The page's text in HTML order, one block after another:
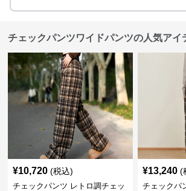
チェックパンツワイドパンツの人気アイ
¥10,720 (税込)
チェックパンツ レトロ調チェッ
¥13,240 (
チェックパ